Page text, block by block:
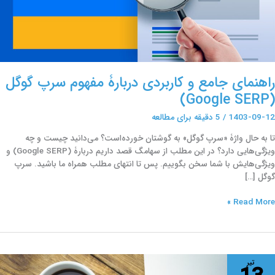
راهنمای جامع و کاربردی دربارۀ مفهوم سرپ گوگل
(Google SERP)
1403-09-12
/ 5 دقیقه برای مطالعه
تا به حال واژۀ «سرپ گوگل» به گوشتان خورده‌است؟ می‌دانید چیست و چه
ویژگی‌هایی دارد؟ در این مطلب از سهامگ قصد داریم دربارۀ (Google SERP) و
ویژگی‌هایش با شما سخن بگوییم. پس تا انتهای مطلب همراه ما باشید. سرپ
گوگل […]
Read More »
تیر